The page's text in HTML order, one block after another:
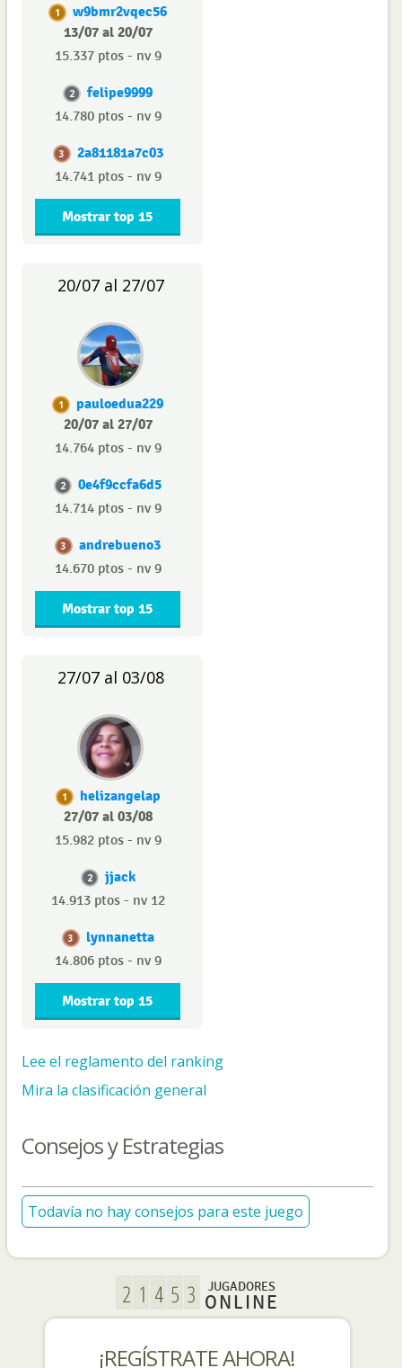
1
w9bmr2vqec56
13/07 al 20/07
15.337 ptos - nv 9
2 felipe9999
14.780 ptos - nv 9
3 2a81181a7c03
14.741 ptos - nv 9
Mostrar top 15
20/07 al 27/07
1
pauloedua229
20/07 al 27/07
14.764 ptos - nv 9
2 0e4f9ccfa6d5
14.714 ptos - nv 9
3 andrebueno3
14.670 ptos - nv 9
Mostrar top 15
27/07 al 03/08
1
helizangelap
27/07 al 03/08
15.982 ptos - nv 9
2 jjack
14.913 ptos - nv 12
3 lynnanetta
14.806 ptos - nv 9
Mostrar top 15
Lee el reglamento del ranking
Mira la clasificación general
Consejos y Estrategias
Todavía no hay consejos para este juego
JUGADORES
ONLINE
¡REGÍSTRATE AHORA!